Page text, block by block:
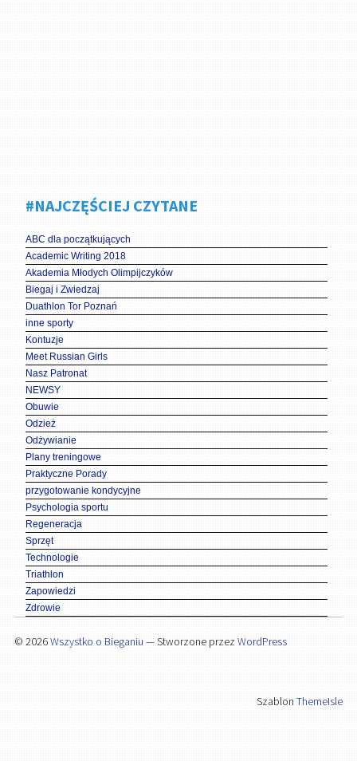
#NAJCZĘŚCIEJ CZYTANE
ABC dla początkujących
Academic Writing 2018
Akademia Młodych Olimpijczyków
Biegaj i Zwiedzaj
Duathlon Tor Poznań
inne sporty
Kontuzje
Meet Russian Girls
Nasz Patronat
NEWSY
Obuwie
Odzież
Odżywianie
Plany treningowe
Praktyczne Porady
przygotowanie kondycyjne
Psychologia sportu
Regeneracja
Sprzęt
Technologie
Triathlon
Zapowiedzi
Zdrowie
© 2026Wszystko o Bieganiu — Stworzone przez WordPress
SzablonThemeIsle